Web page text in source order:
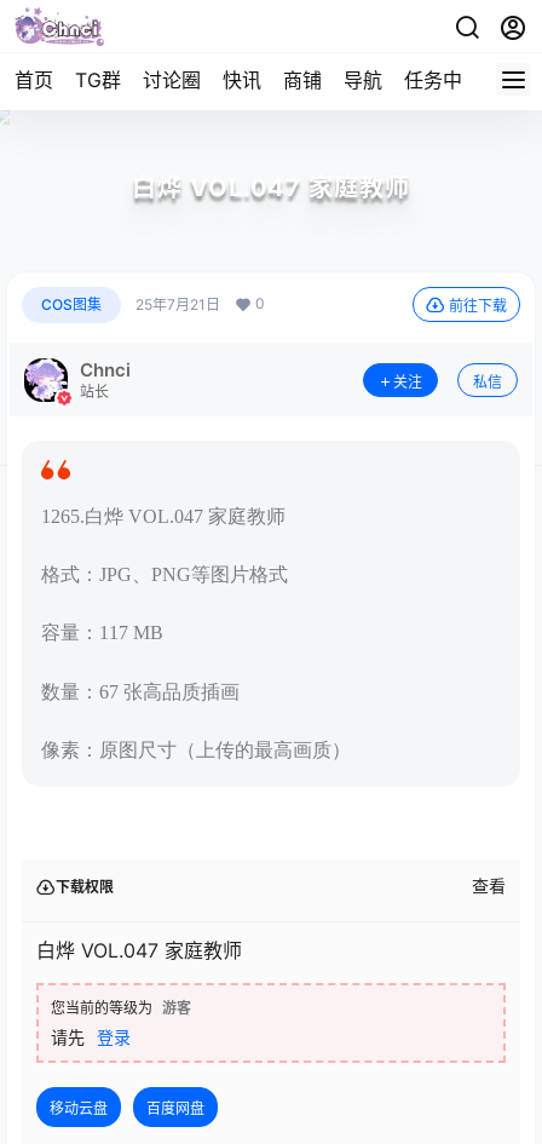
首页 TG群 讨论圈 快讯 商铺 导航 任务中心 帮助
白烨 VOL.047 家庭教师
COS图集 25年7月21日 0 前往下载
Chnci
站长
关注 私信
1265.白烨 VOL.047 家庭教师
格式：JPG、PNG等图片格式
容量：117 MB
数量：67 张高品质插画
像素：原图尺寸（上传的最高画质）
下载权限 查看
白烨 VOL.047 家庭教师
您当前的等级为 游客
请先 登录
移动云盘 百度网盘